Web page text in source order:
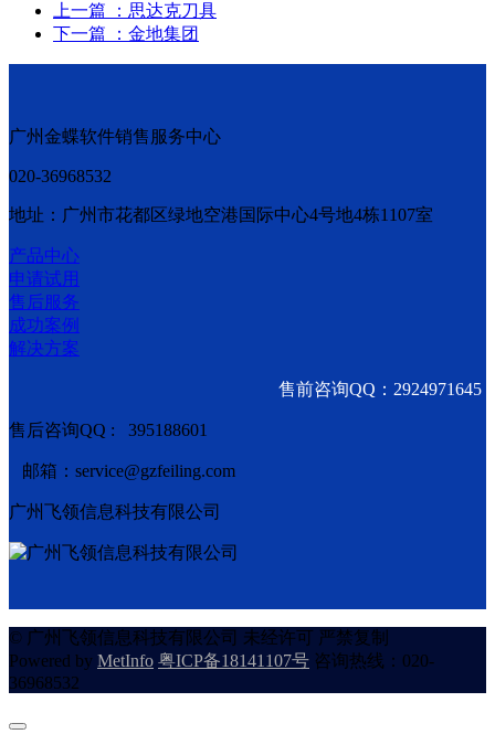
上一篇
：思达克刀具
下一篇
：金地集团
广州金蝶软件销售服务中心
020-36968532
地址：广州市花都区绿地空港国际中心4号地4栋1107室
产品中心
申请试用
售后服务
成功案例
解决方案
售前咨询QQ：2924971645
售后咨询QQ : 395188601
邮箱：service@gzfeiling.com
广州飞领信息科技有限公司
© 广州飞领信息科技有限公司 未经许可 严禁复制
Powered by MetInfo 粤ICP备18141107号 咨询热线：020-
36968532